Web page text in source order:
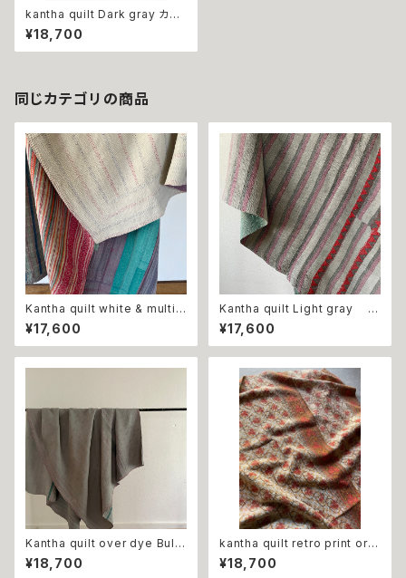
kantha quilt Dark gray カン
タキルト ダークグレー
¥18,700
同じカテゴリの商品
Kantha quilt white & multi c
olor カンタキルト ホワイト＆
マルチカラー
¥17,600
Kantha quilt Light gray
カンタキルト ライトグレー
¥17,600
Kantha quilt over dye Bule
gray カンタキルト オーバー
ダイ ブルーグレー
¥18,700
kantha quilt retro print ora
nge flower ビンテージ カンタ
キルト レトロ オレンジ
¥18,700